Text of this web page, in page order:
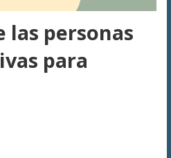
las personas
para